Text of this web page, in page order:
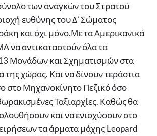
των αναγκών του Στρατού
ευθύνης του Δ’ Σώματος
και όχι μόνο.Με τα Αμερικανικά
να αντικαταστούν όλα τα
Μονάδων και Σχηματισμών στα
της χώρας. Και να δίνουν τεράστια
στο Μηχανοκίνητο Πεζικό όσο
Ταξιαρχίες. Καθώς θα
και να ενισχύσουν στο
τα άρματα μάχης Leopard